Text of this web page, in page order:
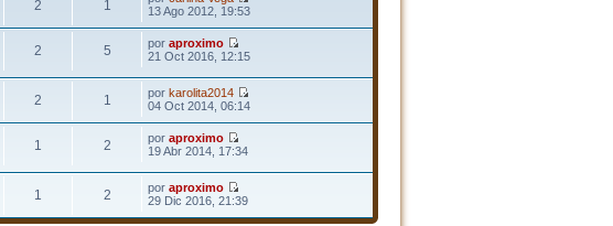
2 1
13 Ago 2012, 19:53
2 5 poraproximo
21 Oct 2016, 12:15
2 1 porkarolita2014
04 Oct 2014, 06:14
1 2 poraproximo
19 Abr 2014, 17:34
1 2 poraproximo
29 Dic 2016, 21:39